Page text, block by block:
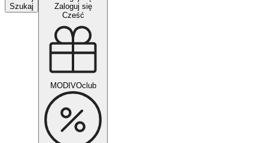
Szukaj
Zaloguj się
Cześć
MODIVOclub